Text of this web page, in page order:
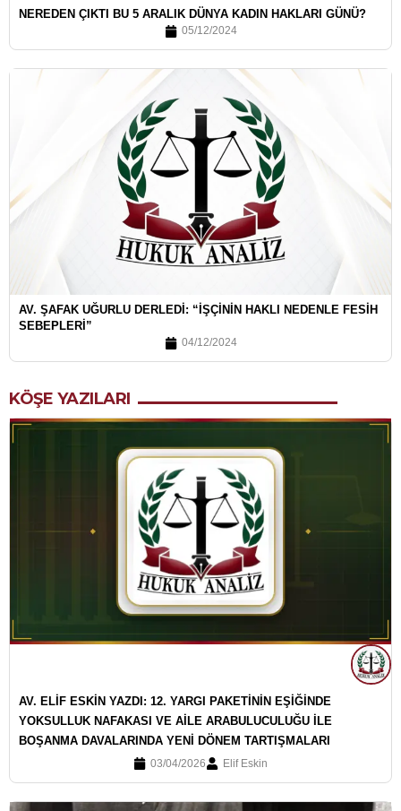
NEREDEN ÇIKTI BU 5 ARALIK DÜNYA KADIN HAKLARI GÜNÜ?
05/12/2024
AV. ŞAFAK UĞURLU DERLEDI: “İŞÇININ HAKLI NEDENLE FESIH
SEBEPLERI”
04/12/2024
KÖŞE YAZILARI
AV. ELİF ESKİN YAZDI: 12. YARGI PAKETİNİN EŞİĞİNDE
YOKSULLUK NAFAKASI VE AİLE ARABULUCULUĞU İLE
BOŞANMA DAVALARINDA YENİ DÖNEM TARTIŞMALARI
03/04/2026 Elif Eskin